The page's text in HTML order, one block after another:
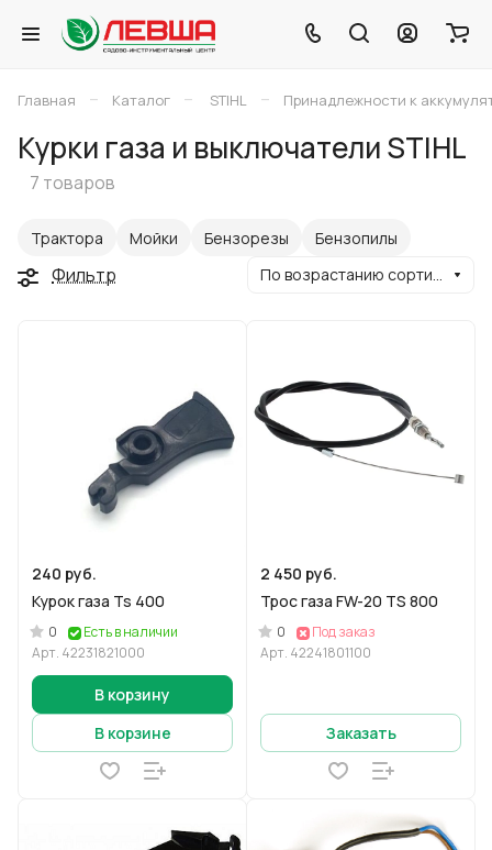
Главная – Каталог – STIHL – Принадлежности к
Курки газа и выключатели STIHL
7 товаров
Трактора Мойки Бензорезы Бензопилы
Фильтр По возрастанию сортировки
240 руб.
Курок газа Ts 400
0
Есть в наличии
Арт. 42231821000
В корзину
В корзине
2 450 руб.
Трос газа FW-20 TS 800
0
Под заказ
Арт. 42241801100
Заказать